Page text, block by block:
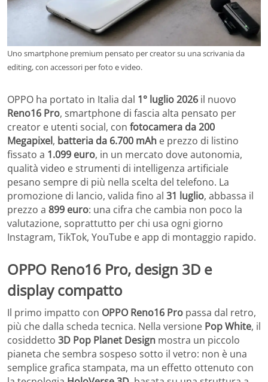
Uno smartphone premium pensato per creator su una scrivania da
editing, con accessori per foto e video.
OPPO ha portato in Italia dal 1° luglio 2026 il nuovo
Reno16 Pro, smartphone di fascia alta pensato per
creator e utenti social, con fotocamera da 200
Megapixel, batteria da 6.700 mAh e prezzo di listino
fissato a 1.099 euro, in un mercato dove autonomia,
qualità video e strumenti di intelligenza artificiale
pesano sempre di più nella scelta del telefono. La
promozione di lancio, valida fino al 31 luglio, abbassa il
prezzo a 899 euro: una cifra che cambia non poco la
valutazione, soprattutto per chi usa ogni giorno
Instagram, TikTok, YouTube e app di montaggio rapido.
OPPO Reno16 Pro, design 3D e
display compatto
Il primo impatto con OPPO Reno16 Pro passa dal retro,
più che dalla scheda tecnica. Nella versione Pop White, il
cosiddetto 3D Pop Planet Design mostra un piccolo
pianeta che sembra sospeso sotto il vetro: non è una
semplice grafica stampata, ma un effetto ottenuto con